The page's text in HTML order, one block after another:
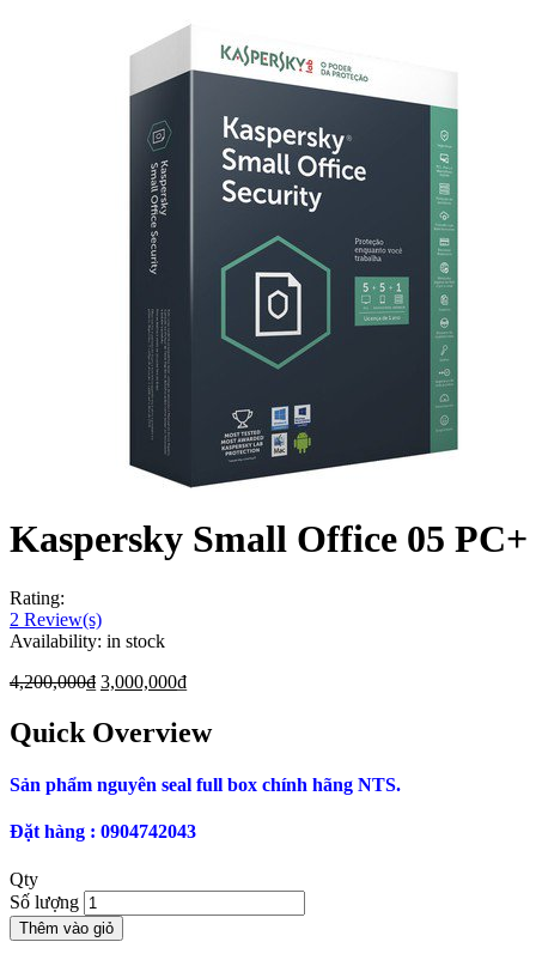
Kaspersky Small Office 05
Rating:
2 Review(s)
Availability: in stock
4,200,000₫ 3,000,000₫
Quick Overview
Sản phẩm nguyên seal full box chính hãng NTS.
Đặt hàng : 0904742043
Qty
Số lượng
Thêm vào giỏ